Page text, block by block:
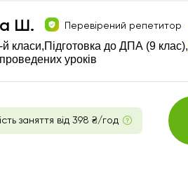
Ш. Перевірений репетитор
класи,Підготовка до ДПА (9 клас),
уроків
заняття від 398 ₴/год